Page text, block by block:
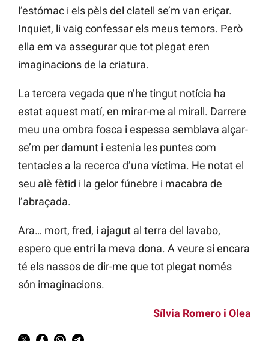
l’estómac i els pèls del clatell se’m van eriçar.
Inquiet, li vaig confessar els meus temors. Però
ella em va assegurar que tot plegat eren
imaginacions de la criatura.
La tercera vegada que n’he tingut notícia ha
estat aquest matí, en mirar-me al mirall. Darrere
meu una ombra fosca i espessa semblava alçar-
se’m per damunt i estenia les puntes com
tentacles a la recerca d’una víctima. He notat el
seu alè fètid i la gelor fúnebre i macabra de
l’abraçada.
Ara… mort, fred, i ajagut al terra del lavabo,
espero que entri la meva dona. A veure si encara
té els nassos de dir-me que tot plegat només
són imaginacions.
Sílvia Romero i Olea